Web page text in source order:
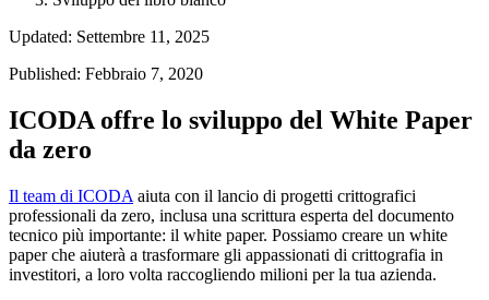
Updated: Settembre 11, 2025
Published: Febbraio 7, 2020
ICODA offre lo sviluppo del White Paper
da zero
Il team di ICODA aiuta con il lancio di progetti crittografici
professionali da zero, inclusa una scrittura esperta del documento
tecnico più importante: il white paper. Possiamo creare un white
paper che aiuterà a trasformare gli appassionati di crittografia in
investitori, a loro volta raccogliendo milioni per la tua azienda.